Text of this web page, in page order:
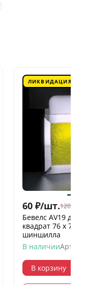
ЛИКВИДАЦИЯ
60 ₽/шт.120
Бевелс AV19
квадрат 76 х 76
шиншилла
В наличии
В корзину